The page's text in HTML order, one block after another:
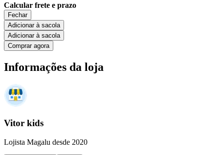
Calcular frete e prazo
Fechar
Adicionar à sacola
Adicionar à sacola
Comprar agora
Informações da loja
Vitor kids
Lojista Magalu desde 2020